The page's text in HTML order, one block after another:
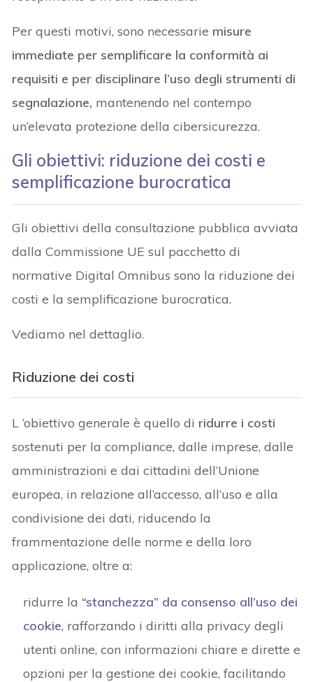
Per questi motivi, sono necessarie misure
immediate per semplificare la conformità ai
requisiti e per disciplinare l’uso degli strumenti di
segnalazione, mantenendo nel contempo
un’elevata protezione della cibersicurezza.
Gli obiettivi: riduzione dei costi e
semplificazione burocratica
Gli obiettivi della consultazione pubblica avviata
dalla Commissione UE sul pacchetto di
normative Digital Omnibus sono la riduzione dei
costi e la semplificazione burocratica.
Vediamo nel dettaglio.
Riduzione dei costi
L ‘obiettivo generale è quello di ridurre i costi
sostenuti per la compliance, dalle imprese, dalle
amministrazioni e dai cittadini dell’Unione
europea, in relazione all’accesso, all’uso e alla
condivisione dei dati, riducendo la
frammentazione delle norme e della loro
applicazione, oltre a:
ridurre la “stanchezza” da consenso all’uso dei
cookie, rafforzando i diritti alla privacy degli
utenti online, con informazioni chiare e dirette e
opzioni per la gestione dei cookie, facilitando